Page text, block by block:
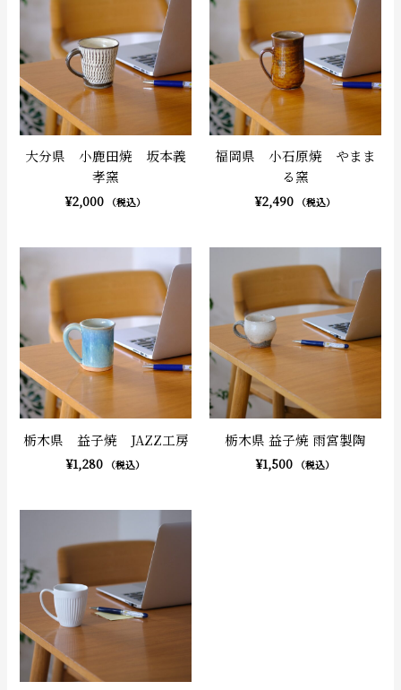
大分県 小鹿田焼 坂本義
孝窯
¥2,000 （税込）
福岡県 小石原焼 やまま
る窯
¥2,490 （税込）
栃木県 益子焼 JAZZ工房
¥1,280 （税込）
栃木県 益子焼 雨宮製陶
¥1,500 （税込）